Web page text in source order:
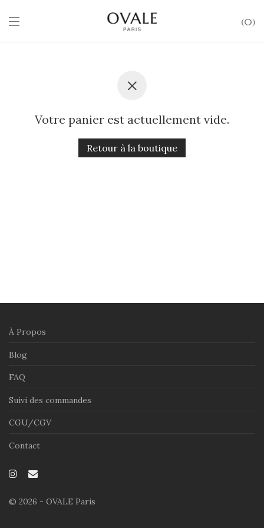
0
Votre panier est actuellement vide.
Retour à la boutique
À Propos
Blog
FAQ
Suivi des commandes
CGU/CGV
Contact
© 2026 - OVALE Paris